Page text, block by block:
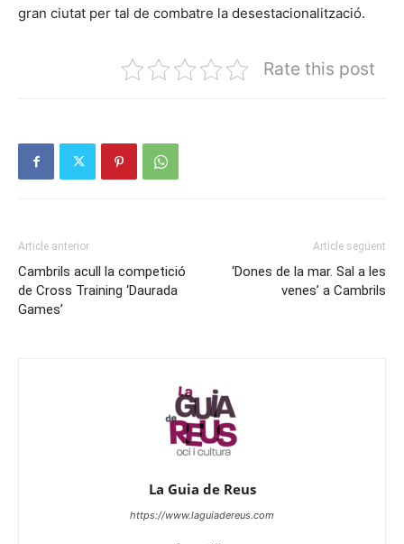
gran ciutat per tal de combatre la desestacionalització.
Rate this post
Article anterior
Cambrils acull la competició
de Cross Training ‘Daurada
Games’
Article següent
‘Dones de la mar. Sal a les
venes’ a Cambrils
La Guia de Reus
https://www.laguiadereus.com